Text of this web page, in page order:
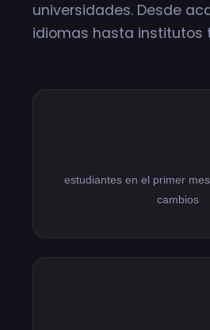
universidades. Desde
idiomas hasta institutos
estudiantes en el primer
cambios